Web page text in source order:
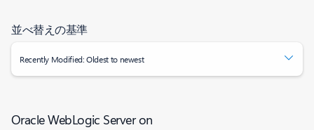
並べ替えの基準
Recently Modified: Oldest to newest
Oracle WebLogic Server on